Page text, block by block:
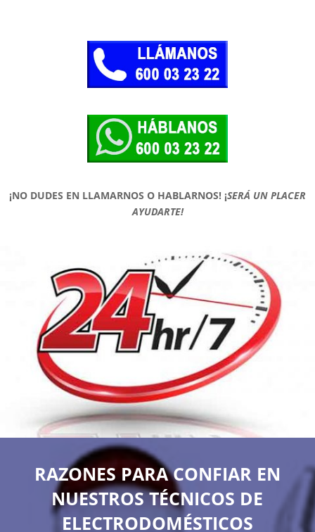
¡NO DUDES EN LLAMARNOS O HABLARNOS! ¡SERÁ UN PLACER
AYUDARTE!
RAZONES PARA CONFIAR EN
NUESTROS TÉCNICOS DE
ELECTRODOMÉSTICOS